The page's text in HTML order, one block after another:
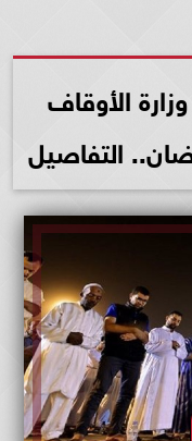
الأوقاف
التفاصيل